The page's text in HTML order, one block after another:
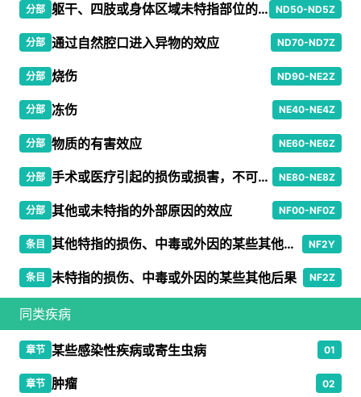
分部 躯干、四肢或身体区域未特指部位的损伤 ND50-ND5Z
分部 通过自然腔口进入异物的效应 ND70-ND7Z
分部 烧伤 ND90-NE2Z
分部 冻伤 NE40-NE4Z
分部 物质的有害效应 NE60-NE6Z
分部 手术或医疗引起的损伤或损害，不可归类在他处者 NE80-NE8Z
分部 其他或未特指的外部原因的效应 NF00-NF0Z
条目 其他特指的损伤、中毒或外因的某些其他后果 NF2Y
条目 未特指的损伤、中毒或外因的某些其他后果 NF2Z
同类疾病
章节 某些感染性疾病或寄生虫病 01
章节 肿瘤 02